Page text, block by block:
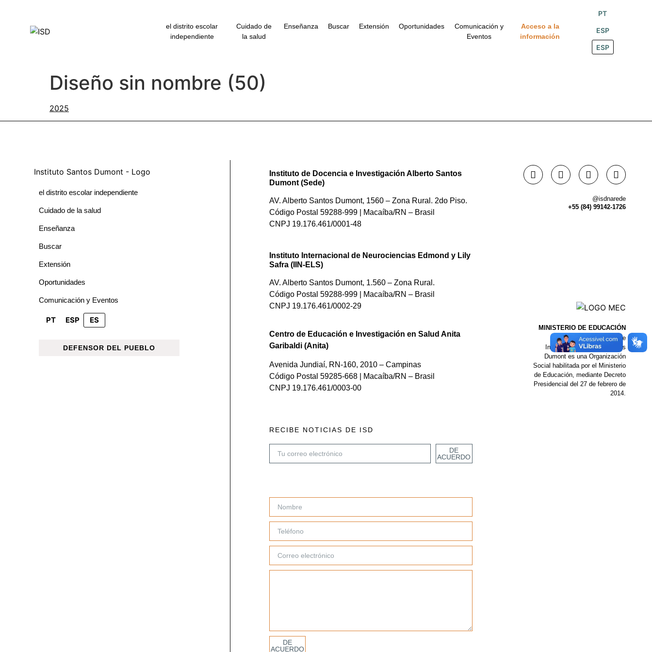
el distrito escolar
independiente
Cuidado de
la salud
Enseñanza Buscar Extensión Oportunidades
Comunicación y
Eventos
Acceso a la
información
PT
ESP
ESP
Diseño sin nombre (50)
el distrito escolar independiente
Cuidado de la salud
Enseñanza
Buscar
Extensión
Oportunidades
Comunicación y Eventos
PT ESP ES
DEFENSOR DEL PUEBLO
Instituto de Docencia e Investigación Alberto Santos
Dumont (Sede)
AV. Alberto Santos Dumont, 1560 – Zona Rural. 2do Piso.
Código Postal 59288-999 | Macaíba/RN – Brasil
CNPJ 19.176.461/0001-48
Instituto Internacional de Neurociencias Edmond y Lily
Safra (IIN-ELS)
AV. Alberto Santos Dumont, 1.560 – Zona Rural.
Código Postal 59288-999 | Macaíba/RN – Brasil
CNPJ 19.176.461/0002-29
Centro de Educación e Investigación en Salud Anita
Garibaldi (Anita)
Avenida Jundiaí, RN-160, 2010 – Campinas
Código Postal 59285-668 | Macaíba/RN – Brasil
CNPJ 19.176.461/0003-00
RECIBE NOTICIAS DE ISD
DE
ACUERDO
DE
ACUERDO
@isdnarede
+55 (84) 99142-1726
MINISTERIO DE EDUCACIÓN
El Instituto de Docencia e
Investigación Alberto Santos
Dumont es una Organización
Social habilitada por el Ministerio
de Educación, mediante Decreto
Presidencial del 27 de febrero de
2014.